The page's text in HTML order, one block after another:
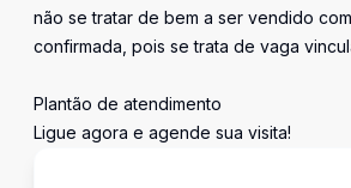
não se tratar de bem a ser vendido
confirmada, pois se trata de vaga
Plantão de atendimento
Ligue agora e agende sua visita!